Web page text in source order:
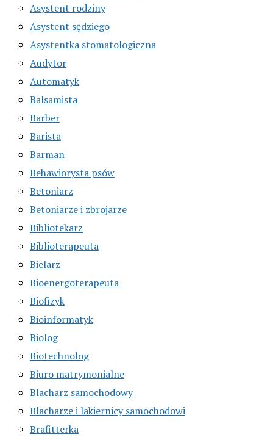
Asystent rodziny
Asystent sędziego
Asystentka stomatologiczna
Audytor
Automatyk
Balsamista
Barber
Barista
Barman
Behawiorysta psów
Betoniarz
Betoniarze i zbrojarze
Bibliotekarz
Biblioterapeuta
Bielarz
Bioenergoterapeuta
Biofizyk
Bioinformatyk
Biolog
Biotechnolog
Biuro matrymonialne
Blacharz samochodowy
Blacharze i lakiernicy samochodowi
Brafitterka